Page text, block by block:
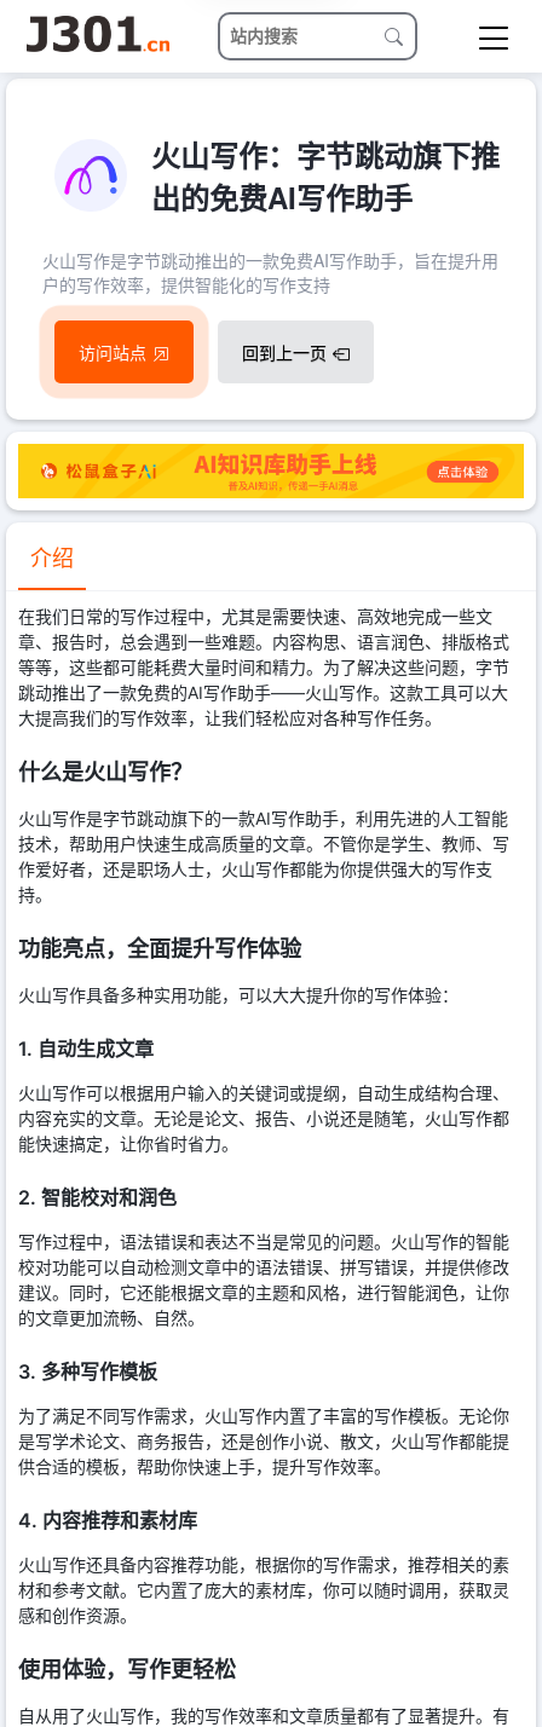
火山写作：字节跳动旗下推
出的免费AI写作助手
火山写作是字节跳动推出的一款免费AI写作助手，旨在提升用
户的写作效率，提供智能化的写作支持
访问站点 回到上一页
介绍
在我们日常的写作过程中，尤其是需要快速、高效地完成一些文
章、报告时，总会遇到一些难题。内容构思、语言润色、排版格式
等等，这些都可能耗费大量时间和精力。为了解决这些问题，字节
跳动推出了一款免费的AI写作助手——火山写作。这款工具可以大
大提高我们的写作效率，让我们轻松应对各种写作任务。
什么是火山写作？
火山写作是字节跳动旗下的一款AI写作助手，利用先进的人工智能
技术，帮助用户快速生成高质量的文章。不管你是学生、教师、写
作爱好者，还是职场人士，火山写作都能为你提供强大的写作支
持。
功能亮点，全面提升写作体验
火山写作具备多种实用功能，可以大大提升你的写作体验：
1. 自动生成文章
火山写作可以根据用户输入的关键词或提纲，自动生成结构合理、
内容充实的文章。无论是论文、报告、小说还是随笔，火山写作都
能快速搞定，让你省时省力。
2. 智能校对和润色
写作过程中，语法错误和表达不当是常见的问题。火山写作的智能
校对功能可以自动检测文章中的语法错误、拼写错误，并提供修改
建议。同时，它还能根据文章的主题和风格，进行智能润色，让你
的文章更加流畅、自然。
3. 多种写作模板
为了满足不同写作需求，火山写作内置了丰富的写作模板。无论你
是写学术论文、商务报告，还是创作小说、散文，火山写作都能提
供合适的模板，帮助你快速上手，提升写作效率。
4. 内容推荐和素材库
火山写作还具备内容推荐功能，根据你的写作需求，推荐相关的素
材和参考文献。它内置了庞大的素材库，你可以随时调用，获取灵
感和创作资源。
使用体验，写作更轻松
自从用了火山写作，我的写作效率和文章质量都有了显著提升。有